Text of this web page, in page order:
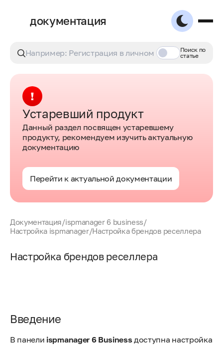
документация
Поиск по
статье
Устаревший продукт
Данный раздел посвящен устаревшему
продукту, рекомендуем изучить актуальную
документацию
Перейти к актуальной документации
Документация/ispmanager 6 business/
Настройка ispmanager/Настройка брендов реселлера
Настройка брендов реселлера
Введение
В панели ispmanager 6 Businessдоступна настройка